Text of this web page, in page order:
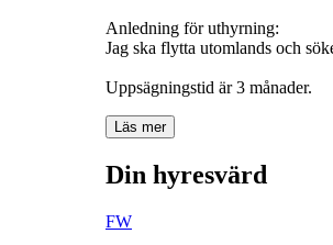
Anledning för uthyrning:
Jag ska flytta utomlands och
Uppsägningstid är 3 månader.
Läs mer
Din hyresvärd
FW